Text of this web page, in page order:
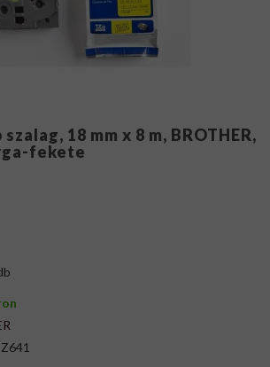
18 mm x 8 m, BROTHER,
fekete